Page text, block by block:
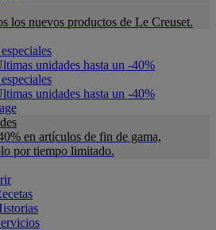
los nuevos productos de Le Creuset.
unidades hasta un -40%
unidades hasta un -40%
en artículos de fin de gama,
por tiempo limitado.